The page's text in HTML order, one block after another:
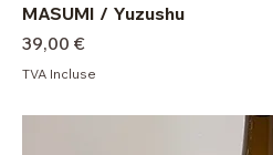
MASUMI / Yuzushu
Prix
39,00 €
TVA Incluse